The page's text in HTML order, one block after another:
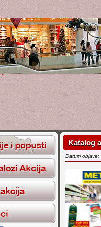
Katalog
Datum objave: